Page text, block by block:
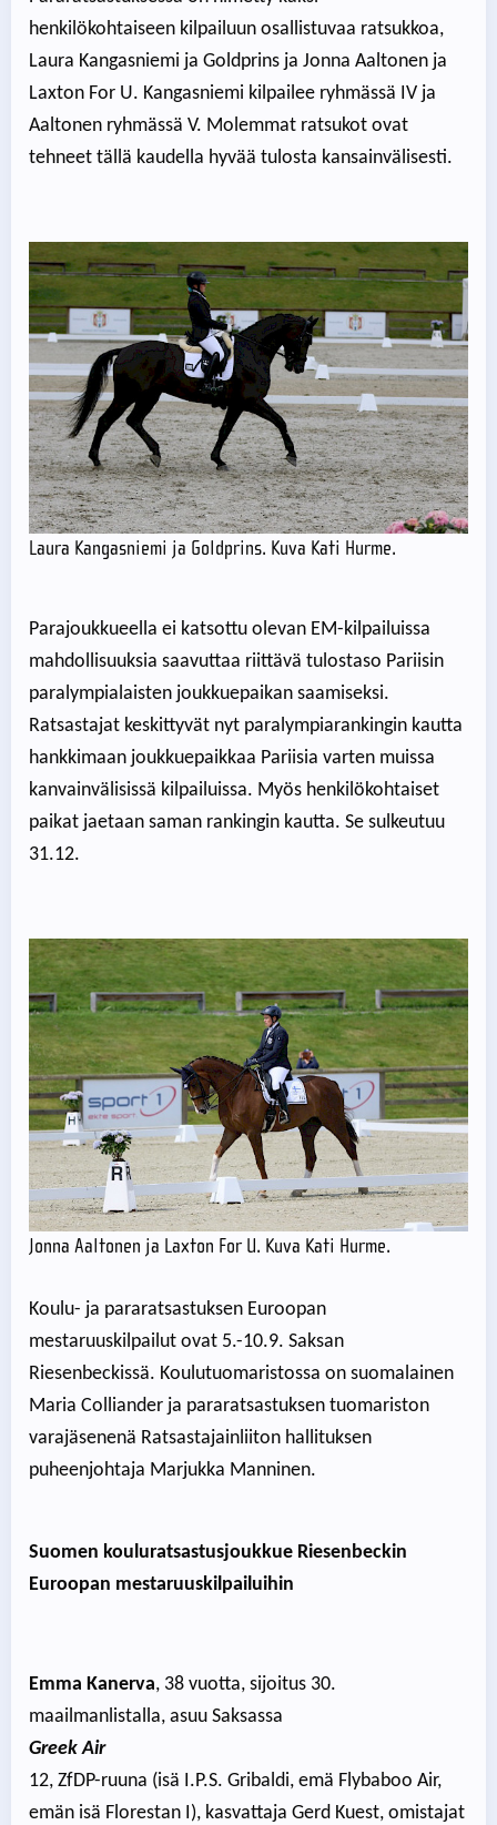
henkilökohtaiseen kilpailuun osallistuvaa ratsukkoa,
Laura Kangasniemi ja Goldprins ja Jonna Aaltonen ja
Laxton For U. Kangasniemi kilpailee ryhmässä IV ja
Aaltonen ryhmässä V. Molemmat ratsukot ovat
tehneet tällä kaudella hyvää tulosta kansainvälisesti.
Laura Kangasniemi ja Goldprins. Kuva Kati Hurme.
Parajoukkueella ei katsottu olevan EM-kilpailuissa
mahdollisuuksia saavuttaa riittävä tulostaso Pariisin
paralympialaisten joukkuepaikan saamiseksi.
Ratsastajat keskittyvät nyt paralympiarankingin kautta
hankkimaan joukkuepaikkaa Pariisia varten muissa
kanvainvälisissä kilpailuissa. Myös henkilökohtaiset
paikat jaetaan saman rankingin kautta. Se sulkeutuu
31.12.
Jonna Aaltonen ja Laxton For U. Kuva Kati Hurme.
Koulu- ja pararatsastuksen Euroopan
mestaruuskilpailut ovat 5.-10.9. Saksan
Riesenbeckissä. Koulutuomaristossa on suomalainen
Maria Colliander ja pararatsastuksen tuomariston
varajäsenenä Ratsastajainliiton hallituksen
puheenjohtaja Marjukka Manninen.
Suomen kouluratsastusjoukkue Riesenbeckin
Euroopan mestaruuskilpailuihin
Emma Kanerva, 38 vuotta, sijoitus 30.
maailmanlistalla, asuu Saksassa
Greek Air
12, ZfDP-ruuna (isä I.P.S. Gribaldi, emä Flybaboo Air,
emän isä Florestan I), kasvattaja Gerd Kuest, omistajat